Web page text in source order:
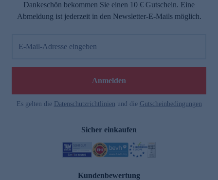
Dankeschön bekommen Sie einen 10 € Gutschein. Eine
Abmeldung ist jederzeit in den Newsletter-E-Mails möglich.
E-Mail-Adresse eingeben
Anmelden
Es gelten die Datenschutzrichtlinien und die Gutscheinbedingungen
Sicher einkaufen
Kundenbewertung